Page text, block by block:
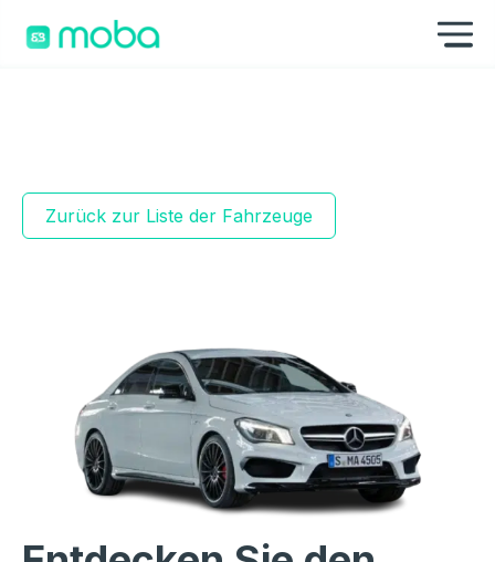
Zurück zur Liste der Fahrzeuge